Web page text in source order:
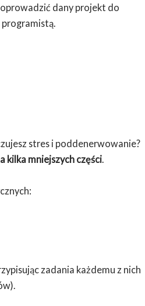
dany projekt do
stres i poddenerwowanie?
kilka mniejszych części
zadania każdemu z nich